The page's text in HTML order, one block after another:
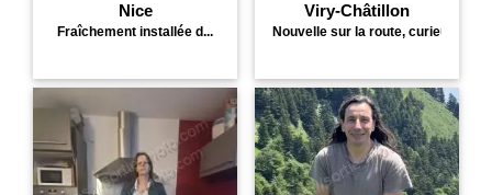
Nice
Fraîchement installée d...
Viry-Châtillon
Nouvelle sur la route, curieus...